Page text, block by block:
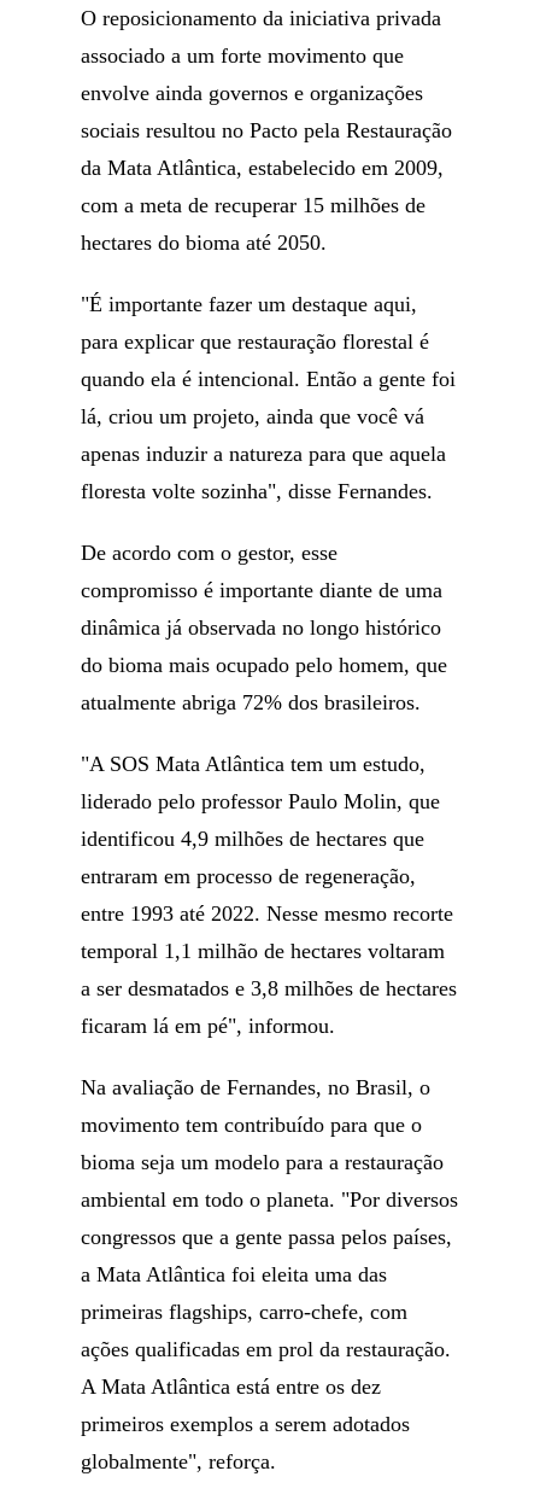
O reposicionamento da iniciativa privada
associado a um forte movimento que
envolve ainda governos e organizações
sociais resultou no Pacto pela Restauração
da Mata Atlântica, estabelecido em 2009,
com a meta de recuperar 15 milhões de
hectares do bioma até 2050.
"É importante fazer um destaque aqui,
para explicar que restauração florestal é
quando ela é intencional. Então a gente foi
lá, criou um projeto, ainda que você vá
apenas induzir a natureza para que aquela
floresta volte sozinha", disse Fernandes.
De acordo com o gestor, esse
compromisso é importante diante de uma
dinâmica já observada no longo histórico
do bioma mais ocupado pelo homem, que
atualmente abriga 72% dos brasileiros.
"A SOS Mata Atlântica tem um estudo,
liderado pelo professor Paulo Molin, que
identificou 4,9 milhões de hectares que
entraram em processo de regeneração,
entre 1993 até 2022. Nesse mesmo recorte
temporal 1,1 milhão de hectares voltaram
a ser desmatados e 3,8 milhões de hectares
ficaram lá em pé", informou.
Na avaliação de Fernandes, no Brasil, o
movimento tem contribuído para que o
bioma seja um modelo para a restauração
ambiental em todo o planeta. "Por diversos
congressos que a gente passa pelos países,
a Mata Atlântica foi eleita uma das
primeiras flagships, carro-chefe, com
ações qualificadas em prol da restauração.
A Mata Atlântica está entre os dez
primeiros exemplos a serem adotados
globalmente", reforça.